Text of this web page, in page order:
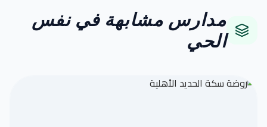
مدارس مشابهة في نفس
الحي